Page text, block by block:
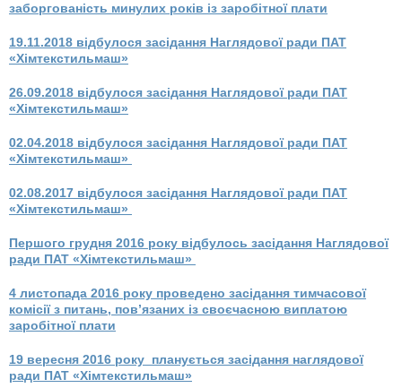
заборгованість минулих років із заробітної плати
19.11.2018 відбулося засідання Наглядової ради ПАТ
«Хімтекстильмаш»
26.09.2018 відбулося засідання Наглядової ради ПАТ
«Хімтекстильмаш»
02.04.2018 відбулося засідання Наглядової ради ПАТ
«Хімтекстильмаш»
02.08.2017 відбулося засідання Наглядової ради ПАТ
«Хімтекстильмаш»
Першого грудня 2016 року відбулось засідання Наглядової
ради ПАТ «Хімтекстильмаш»
4 листопада 2016 року проведено засідання тимчасової
комісії з питань, пов’язаних із своєчасною виплатою
заробітної плати
19 вересня 2016 року планується засідання наглядової
ради ПАТ «Хімтекстильмаш»